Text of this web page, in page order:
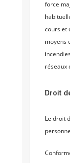
force
cours et
moyens
réseaux
Droit
Le droit